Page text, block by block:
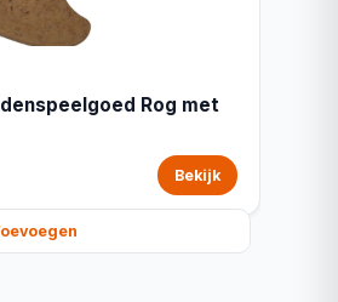
Rog met
Bekijk